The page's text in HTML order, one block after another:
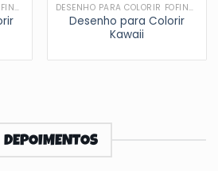
DESENHO PARA COLORIR FOFINHOS DESENHO PARA COLORIR FOFINHOS
Desenho para Colorir
Kawaii
DEPOIMENTOS